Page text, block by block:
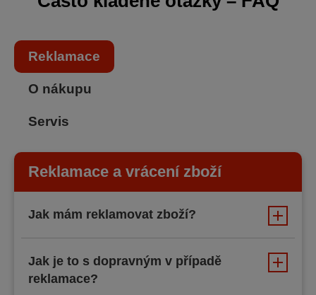
Reklamace
O nákupu
Servis
Reklamace a vrácení zboží
Jak mám reklamovat zboží?
Jak je to s dopravným v případě
reklamace?